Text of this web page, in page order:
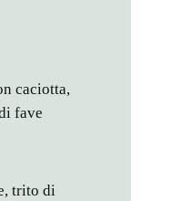
caciotta,
fave
trito di